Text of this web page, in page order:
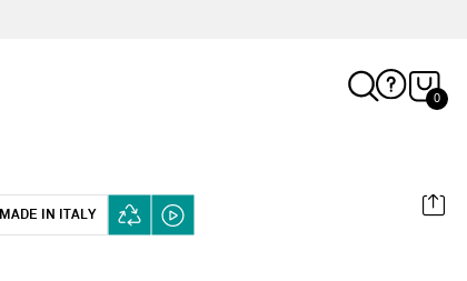
0
MADE IN ITALY